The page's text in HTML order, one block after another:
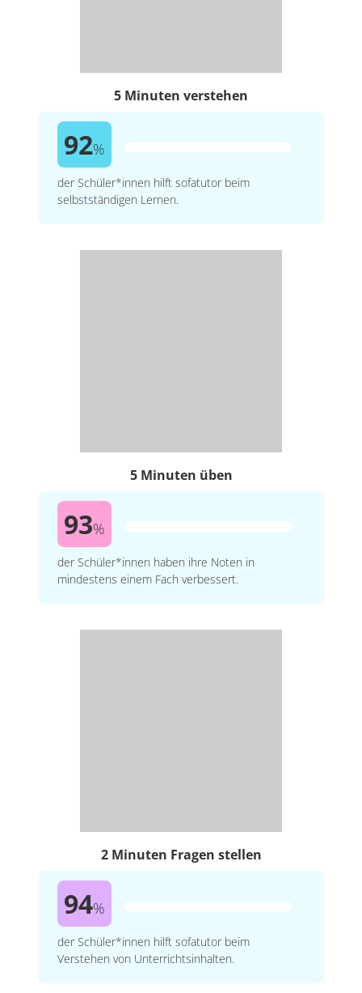
5 Minuten verstehen
92%
der Schüler*innen hilft sofatutor beim
selbstständigen Lernen.
5 Minuten üben
93%
der Schüler*innen haben ihre Noten in
mindestens einem Fach verbessert.
2 Minuten Fragen stellen
94%
der Schüler*innen hilft sofatutor beim
Verstehen von Unterrichtsinhalten.